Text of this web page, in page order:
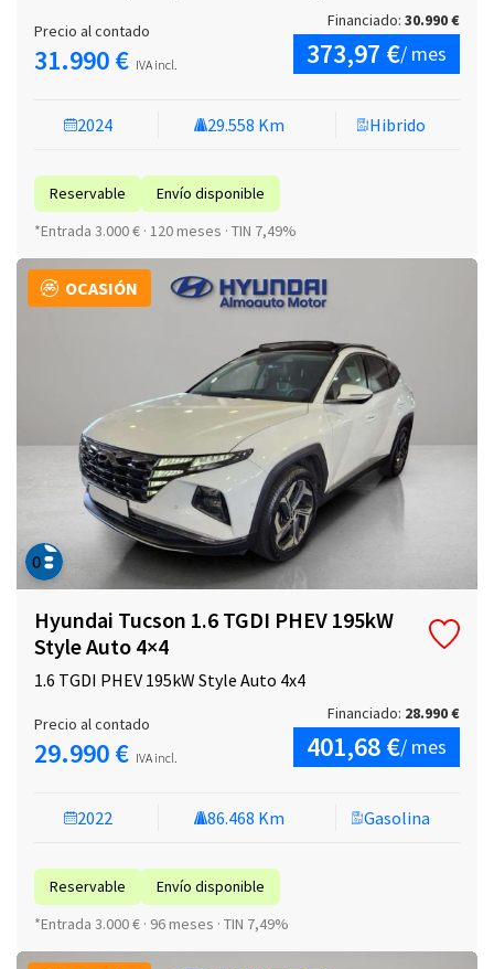
2024 29.558 Km Hibrido
Reservable
Envío disponible
*Entrada 3.000 € · 120 meses · TIN 7,49%
Precio al contado
31.990 € IVA incl.
Financiado: 30.990 €
373,97 €/ mes
OCASIÓN
Hyundai Tucson 1.6 TGDI PHEV 195kW
Style Auto 4×4
1.6 TGDI PHEV 195kW Style Auto 4x4
2022 86.468 Km Gasolina
Reservable
Envío disponible
*Entrada 3.000 € · 96 meses · TIN 7,49%
Precio al contado
29.990 € IVA incl.
Financiado: 28.990 €
401,68 €/ mes